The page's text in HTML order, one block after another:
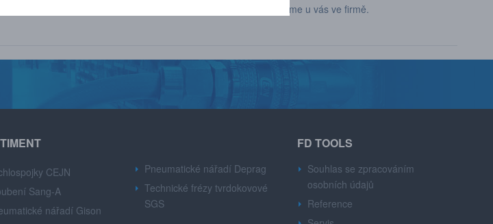
představíme u vás ve firmě.
CEJN
Sang-A
nářadí Gison
Pneumatické nářadí Deprag
Technické frézy tvrdokovové
SGS
FD TOOLS
Souhlas se zpracováním
osobních údajů
Reference